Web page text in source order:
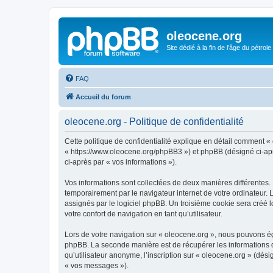
oleocene.org
Site dédié à la fin de l'âge du pétrole
FAQ
Accueil du forum
oleocene.org - Politique de confidentialité
Cette politique de confidentialité explique en détail comment
« https://www.oleocene.org/phpBB3 ») et phpBB (désigné ci-
ci-après par « vos informations »).
Vos informations sont collectées de deux manières
temporairement par le navigateur internet de votre
assignés par le logiciel phpBB. Un troisième cookie sera créé
votre confort de navigation en tant qu’utilisateur.
Lors de votre navigation sur « oleocene.org », nous pouvons
phpBB. La seconde manière est de récupérer les
qu’utilisateur anonyme, l’inscription sur « oleocene.org »
« vos messages »).